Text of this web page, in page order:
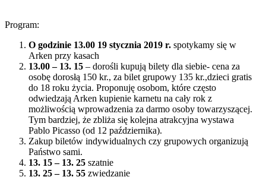
Program:
O godzinie 13.00 19 stycznia 2019 r. spotykamy się w
Arken przy kasach
13.00 – 13. 15 – dorośli kupują bilety dla siebie- cena za
osobę dorosłą 150 kr., za bilet grupowy 135 kr.,dzieci gratis
do 18 roku życia. Proponuję osobom, które często
odwiedzają Arken kupienie karnetu na cały rok z
możliwością wprowadzenia za darmo osoby towarzyszącej.
Tym bardziej, że zbliża się kolejna atrakcyjna wystawa
Pablo Picasso (od 12 października).
Zakup biletów indywidualnych czy grupowych organizują
Państwo sami.
13. 15 – 13. 25 szatnie
13. 25 – 13. 55 zwiedzanie